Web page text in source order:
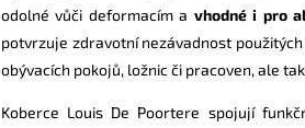
odolné vůči deformacím a vhodné i pro
potvrzuje zdravotní nezávadnost
obývacích pokojů, ložnic či pracoven, ale
Koberce Louis De Poortere spojují